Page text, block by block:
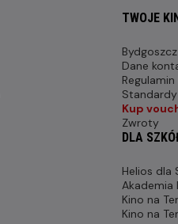
TWOJE
Dane
Regulamin
Kup
Zwroty
DLA
Helios dla
Akademia
Kino na
Kino na